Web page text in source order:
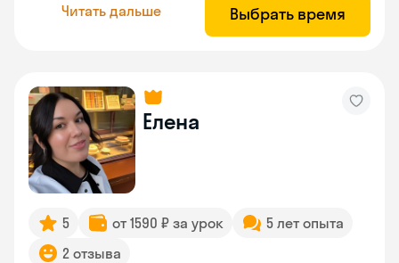
Читать дальше Выбрать время
Елена
5 от 1590 ₽ за урок
5 лет опыта
2 отзыва